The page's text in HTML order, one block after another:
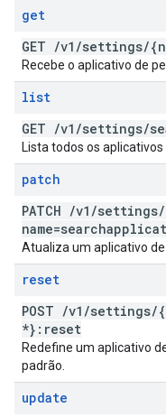
get
GET /v1 /settings/
Recebe o aplicativo de
list
GET /v1 /settings/
Lista todos os aplicativos
patch
PATCH /v1 /settings/
Atualiza um aplicativo de
reset
POST /v1 /settings/
*}:reset
Redefine um aplicativo
padrão.
update